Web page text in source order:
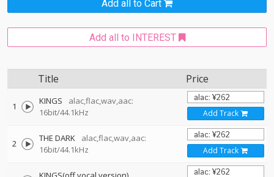
Add all to Cart
Add all to INTEREST
Title Price
1 KINGS
alac,flac,wav,aac:
16bit/44.1kHz
Add Track
2 THE DARK
alac,flac,wav,aac:
16bit/44.1kHz
Add Track